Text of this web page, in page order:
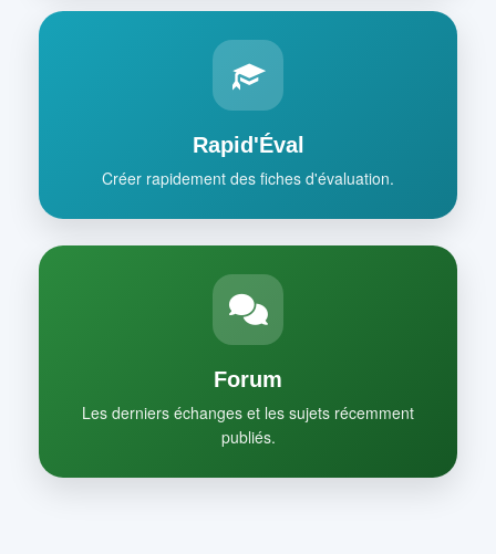
Rapid'Éval
Créer rapidement des fiches d'évaluation.
Forum
Les derniers échanges et les sujets récemment
publiés.